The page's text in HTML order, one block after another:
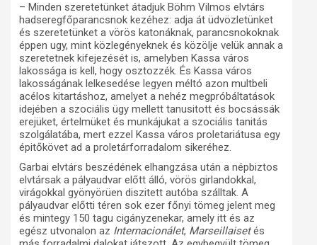
– Minden szeretetünket átadjuk Böhm Vilmos elvtárs
hadseregfőparancsnok kezéhez: adja át üdvözletünket
és szeretetünket a vörös katonáknak, parancsnokoknak
éppen ugy, mint közlegényeknek és közölje velük annak a
szeretetnek kifejezését is, amelyben Kassa város
lakossága is kell, hogy osztozzék. És Kassa város
lakosságának lelkesedése legyen méltó azon multbeli
acélos kitartáshoz, amelyet a nehéz megpróbáltatások
idejében a szociális ügy mellett tanusitott és bocsássák
erejüket, értelmüket és munkájukat a szociális tanitás
szolgálatába, mert ezzel Kassa város proletariátusa egy
épitőkövet ad a proletárforradalom sikeréhez.
Garbai elvtárs beszédének elhangzása után a népbiztos
elvtársak a pályaudvar előtt álló, vörös girlandokkal,
virágokkal gyönyörüen diszitett autóba szálltak. A
pályaudvar előtti téren sok ezer főnyi tömeg jelent meg
és mintegy 150 tagu cigányzenekar, amely itt és az
egész utvonalon az Internacionálet, Marseillaisetés